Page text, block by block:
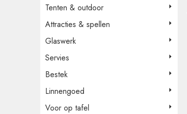
Tenten & outdoor
Attracties & spellen
Glaswerk
Servies
Bestek
Linnengoed
Voor op tafel